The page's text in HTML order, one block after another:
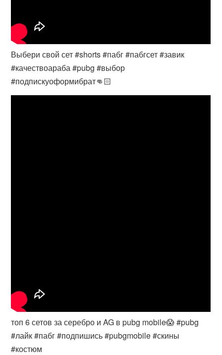
Выбери свой сет #shorts #пабг #пабгсет #завик
#качествоараба #pubg #выбор
#подпискуоформибрат👊🏻
топ 6 сетов за серебро и AG в pubg mobile😱 #pubg
#лайк #пабг #подпишись #pubgmobile #скины
#костюм